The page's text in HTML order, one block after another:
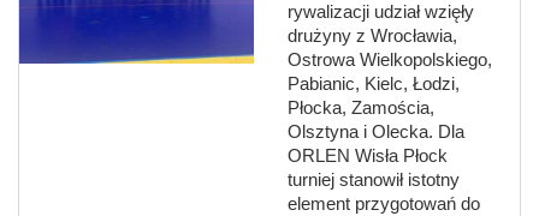
rywalizacji udział wzięły
drużyny z Wrocławia,
Ostrowa Wielkopolskiego,
Pabianic, Kielc, Łodzi,
Płocka, Zamościa,
Olsztyna i Olecka. Dla
ORLEN Wisła Płock
turniej stanowił istotny
element przygotowań do